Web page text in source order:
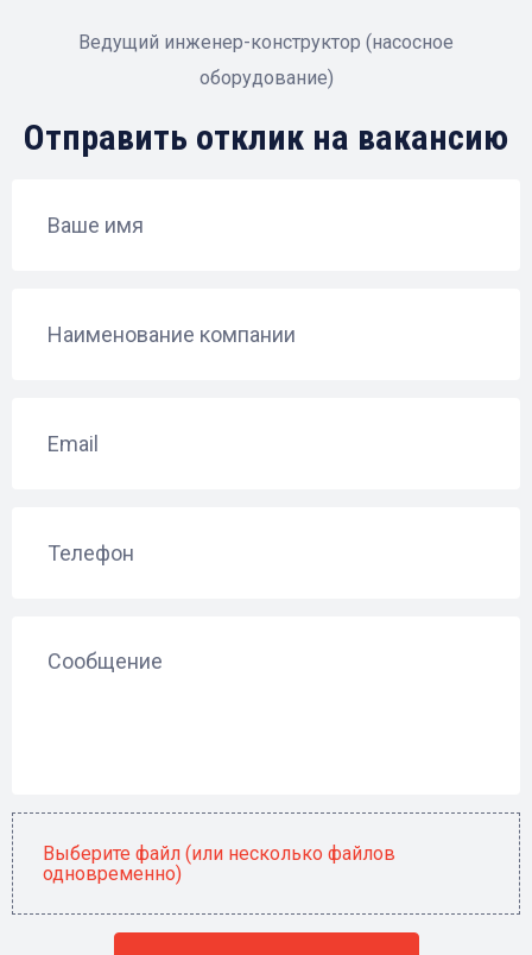
Ведущий инженер-конструктор (насосное
оборудование)
Отправить отклик на вакансию
Ваше имя
Наименование компании
Email
Телефон
Сообщение
Выберите файл (или несколько файлов
одновременно)